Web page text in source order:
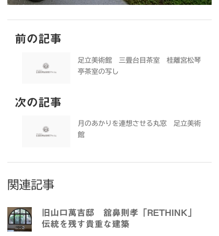
前の記事
足立美術館 三畳台目茶室 桂離宮松琴
亭茶室の写し
次の記事
月のあかりを連想させる丸窓 足立美術
館
関連記事
旧山口萬吉邸 舘鼻則孝「RETHINK」
伝統を残す貴重な建築